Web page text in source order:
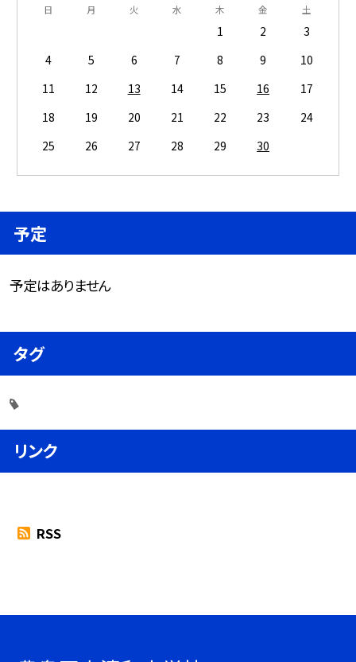
日 月 火 水 木 金 土
1 2
3
4
5 6 7 8 9
10
11
12 13 14 15 16
17
18
19 20 21 22 23
24
25
26 27 28 29 30
予定
予定はありません
タグ
リンク
RSS